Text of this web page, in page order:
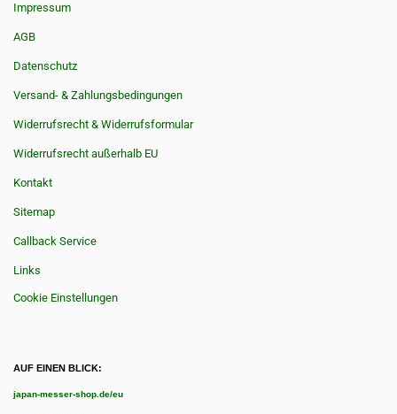
Impressum
AGB
Datenschutz
Versand- & Zahlungsbedingungen
Widerrufsrecht & Widerrufsformular
Widerrufsrecht außerhalb EU
Kontakt
Sitemap
Callback Service
Links
Cookie Einstellungen
AUF EINEN BLICK:
japan-messer-shop.de/eu